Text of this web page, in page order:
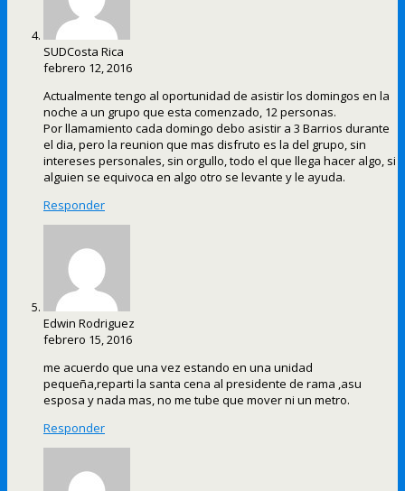
SUDCosta Rica
febrero 12, 2016
Actualmente tengo al oportunidad de asistir los domingos en la
noche a un grupo que esta comenzado, 12 personas.
Por llamamiento cada domingo debo asistir a 3 Barrios durante
el dia, pero la reunion que mas disfruto es la del grupo, sin
intereses personales, sin orgullo, todo el que llega hacer algo, si
alguien se equivoca en algo otro se levante y le ayuda.
Responder
Edwin Rodriguez
febrero 15, 2016
me acuerdo que una vez estando en una unidad
pequeña,reparti la santa cena al presidente de rama ,asu
esposa y nada mas, no me tube que mover ni un metro.
Responder